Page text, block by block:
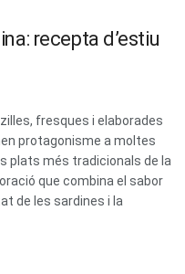
recepta d’estiu
fresques i elaborades
protagonisme a moltes
plats més tradicionals de la
que combina el sabor
de les sardines i la